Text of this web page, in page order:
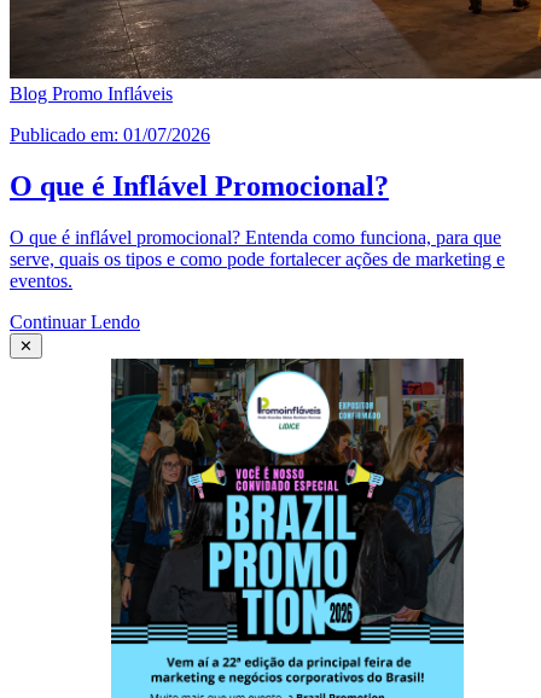
Blog Promo Infláveis
Publicado em: 01/07/2026
O que é Inflável Promocional?
O que é inflável promocional? Entenda como funciona, para que
serve, quais os tipos e como pode fortalecer ações de marketing e
eventos.
Continuar Lendo
✕